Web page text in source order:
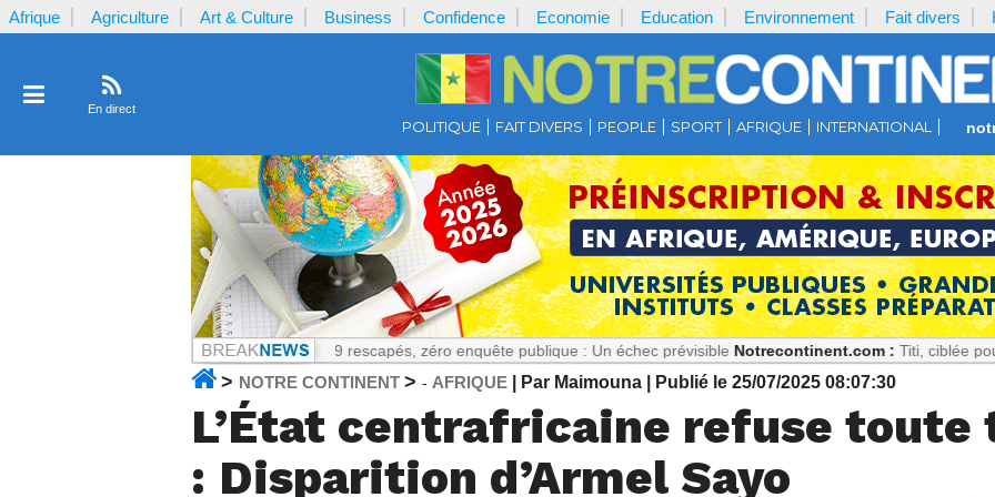
Afrique Agriculture Art & Culture Business Confidence Economie Education Environnement Fait divers
En direct
POLITIQUE FAIT DIVERS PEOPLE SPORT AFRIQUE INTERNATIONAL
Notrecontinent.com : 179 rescapés, zéro enquête publique : Un échec prévisible Notrecontinent.com : Titi, ciblée pour son look
> NOTRE CONTINENT > - AFRIQUE | Par Maimouna | Publié le 25/07/2025 08:07:30
L’État centrafricaine refuse toute
: Disparition d’Armel Sayo